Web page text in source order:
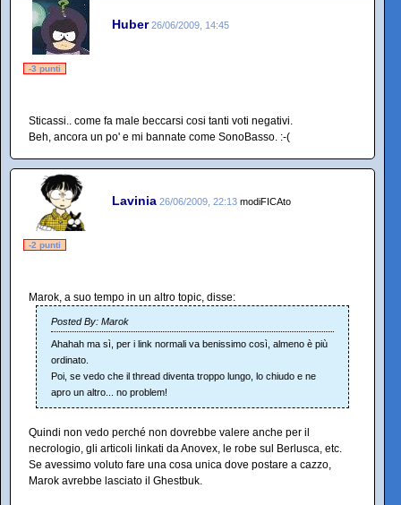
Huber 26/06/2009, 14:45
-3 punti
Sticassi.. come fa male beccarsi cosi tanti voti negativi.
Beh, ancora un po' e mi bannate come SonoBasso. :-(
Lavinia 26/06/2009, 22:13 modiFICAto
-2 punti
Marok, a suo tempo in un altro topic, disse:
Posted By: Marok
Ahahah ma sì, per i link normali va benissimo così, almeno è più
ordinato.
Poi, se vedo che il thread diventa troppo lungo, lo chiudo e ne
apro un altro... no problem!
Quindi non vedo perché non dovrebbe valere anche per il
necrologio, gli articoli linkati da Anovex, le robe sul Berlusca, etc.
Se avessimo voluto fare una cosa unica dove postare a cazzo,
Marok avrebbe lasciato il Ghestbuk.